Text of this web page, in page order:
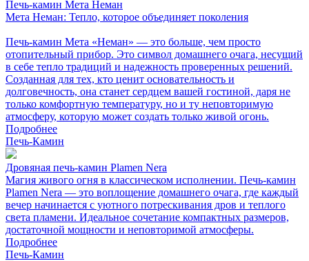
Печь-камин Мета Неман
Мета Неман: Тепло, которое объединяет поколения
Печь-камин Мета «Неман» — это больше, чем просто
отопительный прибор. Это символ домашнего очага, несущий
в себе тепло традиций и надежность проверенных решений.
Созданная для тех, кто ценит основательность и
долговечность, она станет сердцем вашей гостиной, даря не
только комфортную температуру, но и ту неповторимую
атмосферу, которую может создать только живой огонь.
Подробнее
Печь-Камин
Дровяная печь-камин Plamen Nera
Магия живого огня в классическом исполнении. Печь-камин
Plamen Nera — это воплощение домашнего очага, где каждый
вечер начинается с уютного потрескивания дров и теплого
света пламени. Идеальное сочетание компактных размеров,
достаточной мощности и неповторимой атмосферы.
Подробнее
Печь-Камин